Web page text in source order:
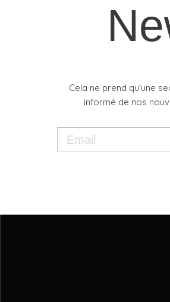
Cela ne prend qu'une
informé de nos